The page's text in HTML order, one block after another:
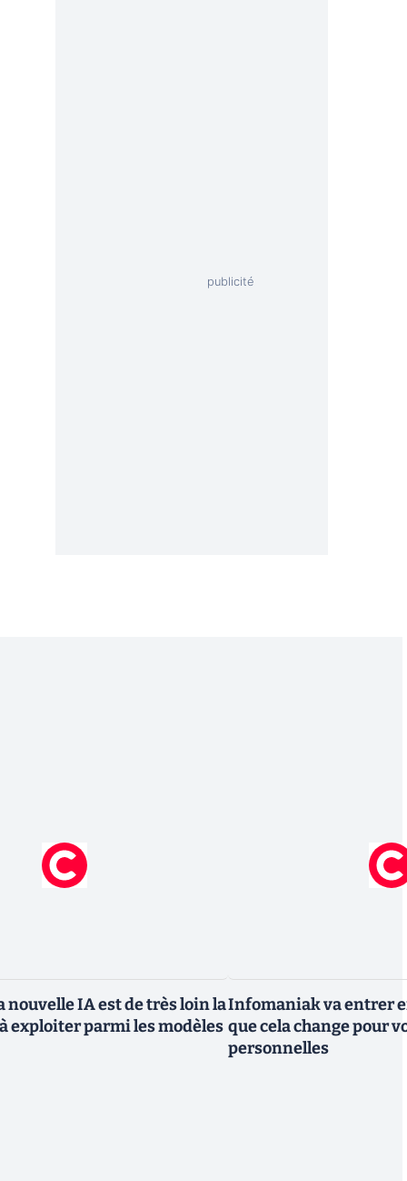
nouvelle IA est de très loin la
exploiter parmi les modèles
Infomaniak va entrer
que cela change pour
personnelles